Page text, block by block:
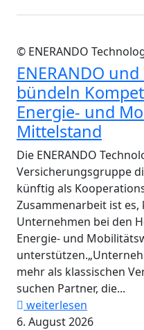
© ENERANDO
ENERANDO
bündeln
Energie- und
Mittelstand
Die ENERANDO
Versicherungsgruppe
künftig als
Zusammenarbeit ist
Unternehmen bei den
Energie- und
mehr als klassischen
suchen Partner, die...
weiterlesen
6. August 2026